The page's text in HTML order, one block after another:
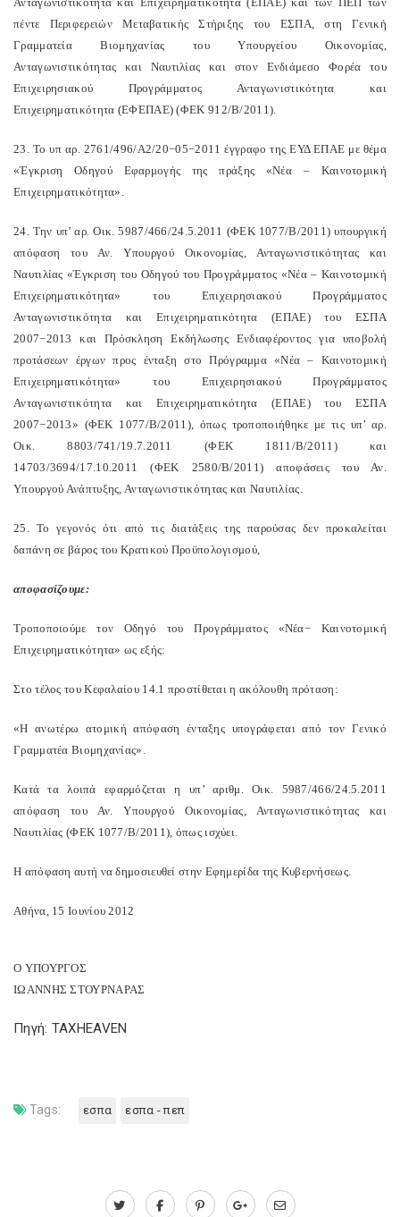
πέντε Περιφερειών Μεταβατικής Στήριξης του ΕΣΠΑ, στη Γενική
Γραμματεία Βιομηχανίας του Υπουργείου Οικονομίας,
Ανταγωνιστικότητας και Ναυτιλίας και στον Ενδιάμεσο Φορέα του
Επιχειρησιακού Προγράμματος Ανταγωνιστικότητα και
Επιχειρηματικότητα (ΕΦΕΠΑΕ) (ΦΕΚ 912/Β/2011).
23. Το υπ αρ. 2761/496/Α2/20−05−2011 έγγραφο της ΕΥΔ ΕΠΑΕ με θέμα
«Έγκριση Οδηγού Εφαρμογής της πράξης «Νέα – Καινοτομική
Επιχειρηματικότητα».
24. Την υπ’ αρ. Οικ. 5987/466/24.5.2011 (ΦΕΚ 1077/Β/2011) υπουργική
απόφαση του Αν. Υπουργού Οικονομίας, Ανταγωνιστικότητας και
Ναυτιλίας «Έγκριση του Οδηγού του Προγράμματος «Νέα – Καινοτομική
Επιχειρηματικότητα» του Επιχειρησιακού Προγράμματος
Ανταγωνιστικότητα και Επιχειρηματικότητα (ΕΠΑΕ) του ΕΣΠΑ
2007−2013 και Πρόσκληση Εκδήλωσης Ενδιαφέροντος για υποβολή
προτάσεων έργων προς ένταξη στο Πρόγραμμα «Νέα – Καινοτομική
Επιχειρηματικότητα» του Επιχειρησιακού Προγράμματος
Ανταγωνιστικότητα και Επιχειρηματικότητα (ΕΠΑΕ) του ΕΣΠΑ
2007−2013» (ΦΕΚ 1077/Β/2011), όπως τροποποιήθηκε με τις υπ’ αρ.
Οικ. 8803/741/19.7.2011 (ΦΕΚ 1811/Β/2011) και
14703/3694/17.10.2011 (ΦΕΚ 2580/Β/2011) αποφάσεις του Αν.
Υπουργού Ανάπτυξης, Ανταγωνιστικότητας και Ναυτιλίας.
25. Το γεγονός ότι από τις διατάξεις της παρούσας δεν προκαλείται
δαπάνη σε βάρος του Κρατικού Προϋπολογισμού,
αποφασίζουμε:
Τροποποιούμε τον Οδηγό του Προγράμματος «Νέα− Καινοτομική
Επιχειρηματικότητα» ως εξής:
Στο τέλος του Κεφαλαίου 14.1 προστίθεται η ακόλουθη πρόταση:
«Η ανωτέρω ατομική απόφαση ένταξης υπογράφεται από τον Γενικό
Γραμματέα Βιομηχανίας».
Κατά τα λοιπά εφαρμόζεται η υπ’ αριθμ. Οικ. 5987/466/24.5.2011
απόφαση του Αν. Υπουργού Οικονομίας, Ανταγωνιστικότητας και
Ναυτιλίας (ΦΕΚ 1077/Β/2011), όπως ισχύει.
Η απόφαση αυτή να δημοσιευθεί στην Εφημερίδα της Κυβερνήσεως.
Αθήνα, 15 Ιουνίου 2012
Ο ΥΠΟΥΡΓΟΣ
ΙΩΑΝΝΗΣ ΣΤΟΥΡΝΑΡΑΣ
Πηγή: TAXHEAVEN
Tags: εσπα εσπα - πεπ